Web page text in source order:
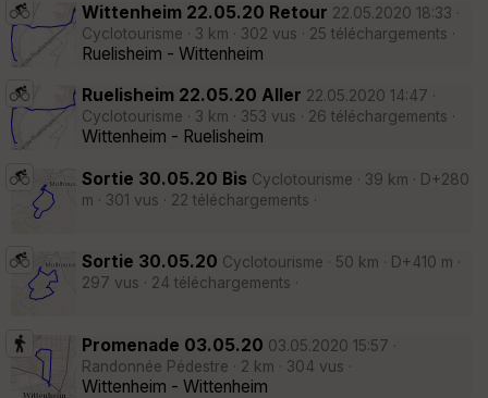
Wittenheim 22.05.20 Retour 22.05.2020 18:33 ·
Cyclotourisme · 3 km · 302 vus · 25 téléchargements ·
Ruelisheim - Wittenheim
Ruelisheim 22.05.20 Aller 22.05.2020 14:47 ·
Cyclotourisme · 3 km · 353 vus · 26 téléchargements ·
Wittenheim - Ruelisheim
Sortie 30.05.20 Bis Cyclotourisme · 39 km · D+280
m · 301 vus · 22 téléchargements ·
Sortie 30.05.20 Cyclotourisme · 50 km · D+410 m ·
297 vus · 24 téléchargements ·
Promenade 03.05.20 03.05.2020 15:57 ·
Randonnée Pédestre · 2 km · 304 vus ·
Wittenheim - Wittenheim